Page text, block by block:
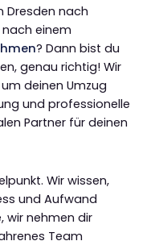
Dresden nach
einem
? Dann bist du
genau richtig! Wir
deinen Umzug
und professionelle
Partner für deinen
Wir wissen,
und Aufwand
wir nehmen dir
Team